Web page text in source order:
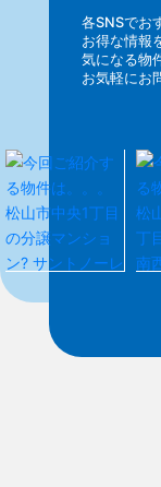
各SNSでお
お得な情報
気になる物
お気軽にお